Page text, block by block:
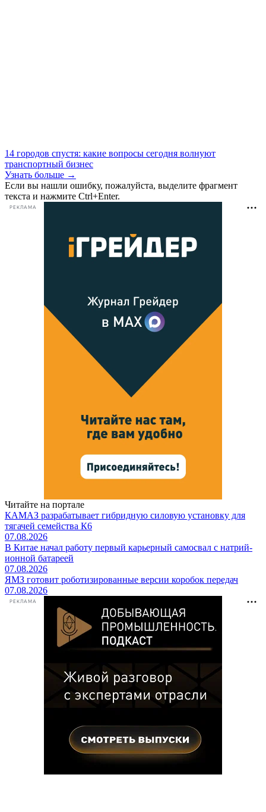
14 городов спустя: какие вопросы сегодня волнуют
транспортный бизнес
Узнать больше →
Если вы нашли ошибку, пожалуйста, выделите фрагмент
текста и нажмите Ctrl+Enter.
РЕКЛАМА
Читайте на портале
КАМАЗ разрабатывает гибридную силовую установку для
тягачей семейства К6
07.08.2026
В Китае начал работу первый карьерный самосвал с натрий-
ионной батареей
07.08.2026
ЯМЗ готовит роботизированные версии коробок передач
07.08.2026
РЕКЛАМА